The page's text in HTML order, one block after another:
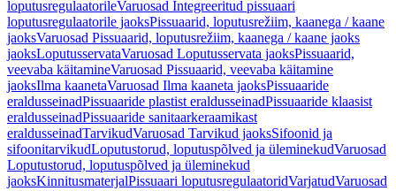
loputusregulaatorileVaruosad Integreeritud pissuaari
loputusregulaatorile jaoksPissuaarid, loputusrežiim, kaanega / kaane
jaoksVaruosad Pissuaarid, loputusrežiim, kaanega / kaane jaoks
jaoksLoputusservataVaruosad Loputusservata jaoksPissuaarid,
veevaba käitamineVaruosad Pissuaarid, veevaba käitamine
jaoksIlma kaanetaVaruosad Ilma kaaneta jaoksPissuaaride
eraldusseinadPissuaaride plastist eraldusseinadPissuaaride klaasist
eraldusseinadPissuaaride sanitaarkeraamikast
eraldusseinadTarvikudVaruosad Tarvikud jaoksSifoonid ja
sifoonitarvikudLoputustorud, loputuspõlved ja üleminekudVaruosad
Loputustorud, loputuspõlved ja üleminekud
jaoksKinnitusmaterjalPissuaari loputusregulaatoridVarjatudVaruosad